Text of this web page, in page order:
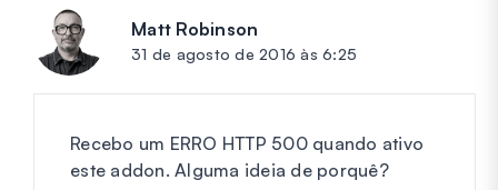
Matt Robinson
31 de agosto de 2016 às 6:25
Recebo um ERRO HTTP 500 quando ativo
este addon. Alguma ideia de porquê?